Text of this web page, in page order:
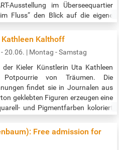
Ausstellung im Überseequartier
Fluss“ den Blick auf die eigene
Aufnahmen, die die Entwicklung
zu Hamburgs jüngstem Stadtteil
Kathleen Kalthoff
20.06. | Montag - Samstag
der Kieler Künstlerin Uta Kathleen
von Träumen. Die
findet sie in Journalen aus
geklebten Figuren erzeugen eine
und Pigmentfarben koloriert
Untergründen wie Papier,
Free admission for